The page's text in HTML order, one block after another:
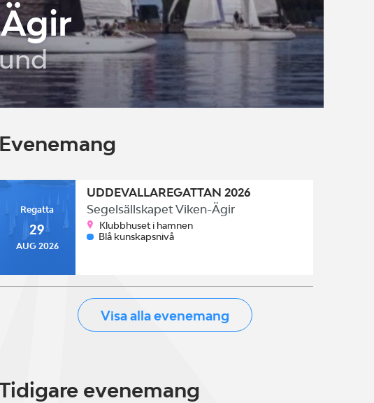
Evenemang
Regatta
29
AUG 2026
UDDEVALLAREGATTAN 2026
Segelsällskapet Viken-Ägir
Klubbhuset i hamnen
Blå kunskapsnivå
Visa alla evenemang
evenemang